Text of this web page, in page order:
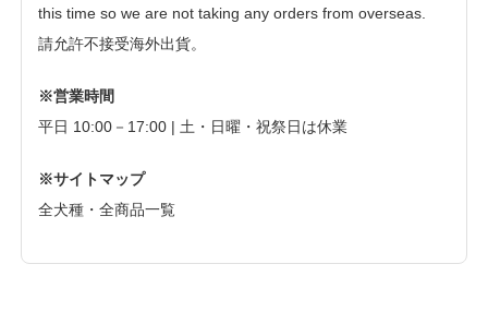
this time so we are not taking any orders from overseas.
請允許不接受海外出貨。
※営業時間
平日 10:00－17:00 | 土・日曜・祝祭日は休業
※サイトマップ
全犬種・全商品一覧